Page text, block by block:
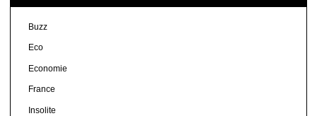
Buzz
Eco
Economie
France
Insolite